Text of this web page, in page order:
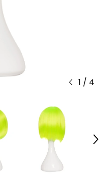
1 / 4